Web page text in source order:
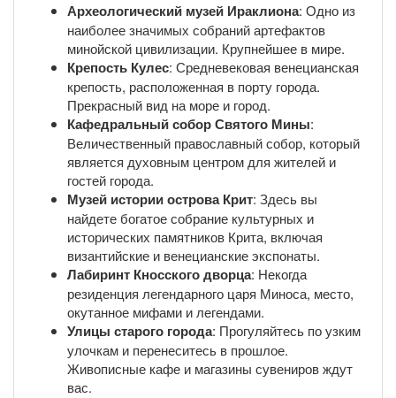
Археологический музей Ираклиона: Одно из
наиболее значимых собраний артефактов
минойской цивилизации. Крупнейшее в мире.
Крепость Кулес: Средневековая венецианская
крепость, расположенная в порту города.
Прекрасный вид на море и город.
Кафедральный собор Святого Мины:
Величественный православный собор, который
является духовным центром для жителей и
гостей города.
Музей истории острова Крит: Здесь вы
найдете богатое собрание культурных и
исторических памятников Крита, включая
византийские и венецианские экспонаты.
Лабиринт Кносского дворца: Некогда
резиденция легендарного царя Миноса, место,
окутанное мифами и легендами.
Улицы старого города: Прогуляйтесь по узким
улочкам и перенеситесь в прошлое.
Живописные кафе и магазины сувениров ждут
вас.